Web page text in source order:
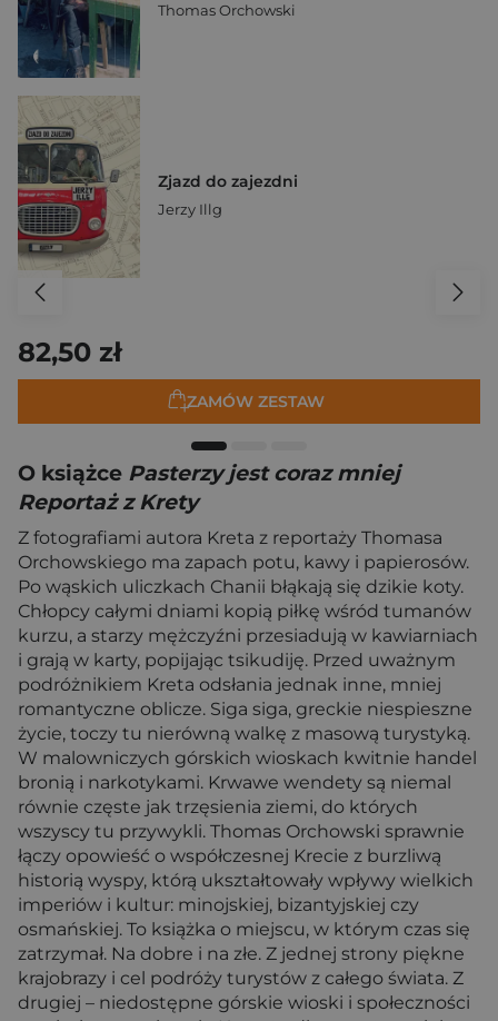
Thomas Orchowski
Zjazd do zajezdni
Jerzy Illg
82,50 zł
ZAMÓW ZESTAW
O książce Pasterzy jest coraz mniej
Reportaż z Krety
Z fotografiami autora Kreta z reportaży Thomasa
Orchowskiego ma zapach potu, kawy i papierosów.
Po wąskich uliczkach Chanii błąkają się dzikie koty.
Chłopcy całymi dniami kopią piłkę wśród tumanów
kurzu, a starzy mężczyźni przesiadują w kawiarniach
i grają w karty, popijając tsikudiję. Przed uważnym
podróżnikiem Kreta odsłania jednak inne, mniej
romantyczne oblicze. Siga siga, greckie niespieszne
życie, toczy tu nierówną walkę z masową turystyką.
W malowniczych górskich wioskach kwitnie handel
bronią i narkotykami. Krwawe wendety są niemal
równie częste jak trzęsienia ziemi, do których
wszyscy tu przywykli. Thomas Orchowski sprawnie
łączy opowieść o współczesnej Krecie z burzliwą
historią wyspy, którą ukształtowały wpływy wielkich
imperiów i kultur: minojskiej, bizantyjskiej czy
osmańskiej. To książka o miejscu, w którym czas się
zatrzymał. Na dobre i na złe. Z jednej strony piękne
krajobrazy i cel podróży turystów z całego świata. Z
drugiej – niedostępne górskie wioski i społeczności